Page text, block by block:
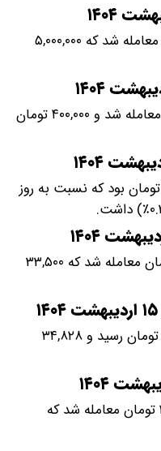
ربع سکه با قیمت ۲۷,۷۰۰,۰۰۰ تومان معامله شد که ۵,۰۰۰,۰۰۰
سکه گرمی با نرخ ۱۴,۲۰۰,۰۰۰ تومان معامله شد و ۴۰۰,۰۰۰ تومان
قیمت طلا ۱۸ عیار برابر با ۶,۷۸۱,۰۰۰ تومان بود که نسبت به روز
طلای ۲۴ عیار با قیمت ۹,۰۷۰,۰۰۰ تومان معامله شد که ۳۳,۵۰۰
طلای دست دوم امروز به ۶,۶۸۲,۱۶۰ تومان رسید و ۳۴,۸۲۸
مثقال طلا در بازار با نرخ ۲۹,۳۵۷,۰۰۰ تومان معامله شد که